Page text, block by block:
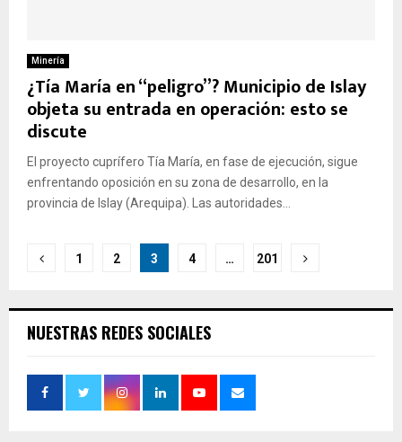
Minería
¿Tía María en “peligro”? Municipio de Islay
objeta su entrada en operación: esto se
discute
El proyecto cuprífero Tía María, en fase de ejecución, sigue
enfrentando oposición en su zona de desarrollo, en la
provincia de Islay (Arequipa). Las autoridades...
Paginación
entradas
1 2 3 4 … 201
NUESTRAS REDES SOCIALES